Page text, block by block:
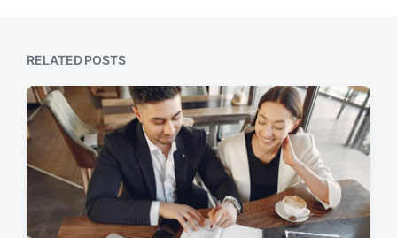
o
s
t
s
:
RELATED POSTS